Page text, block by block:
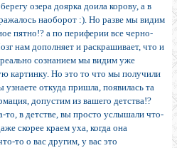
озера доярка доила корову, а в
наоборот :). Но разве мы видим
пятно!? а по периферии все черно-
нам дополняет и раскрашивает, что и
сознанием мы видим уже
картинку. Но это то что мы получили
узнаете откуда пришла, появилась та
допустим из вашего детства!?
то, в детстве, вы просто услышали что-
скорее краем уха, когда она
то о вас другим, у вас это